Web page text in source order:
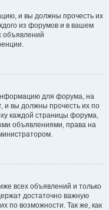
и вы должны прочесть их
из форумов и в вашем
объявлений
для форума, на
и вы должны прочесть их по
каждой страницы форума,
объявлениями, права на
всех объявлений и только
достаточно важную
по возможности. Так же, как